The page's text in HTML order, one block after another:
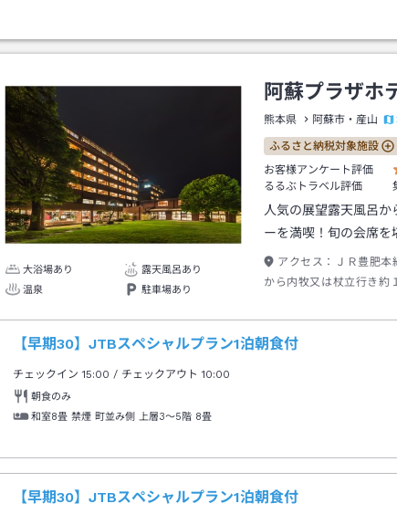
大浴場あり
露天風呂あり
温泉
駐車場あり
阿蘇プラザホ
熊本県 阿蘇市・産山
ふるさと納税対象施設
お客様アンケート評価
るるぶトラベル評価
人気の展望露天風呂か
ーを満喫！旬の会席を
アクセス：
ＪＲ豊肥
から内牧又は杖立行き約
【早期30】JTBスペシャルプラン1泊朝食付
チェックイン15:00 / チェックアウト 10:00
朝食のみ
和室8畳 禁煙 町並み側 上層3～5階 8畳
【早期30】JTBスペシャルプラン1泊朝食付